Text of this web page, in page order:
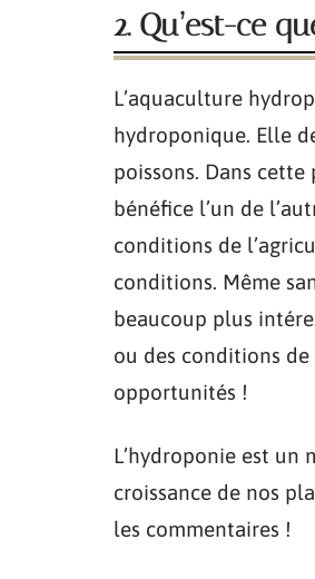
2. Qu’est-ce
L’aquaculture
hydroponique. Elle
poissons. Dans cette
bénéfice l’un de
conditions de
conditions. Même
beaucoup plus
ou des conditions
opportunités !
L’hydroponie est un
croissance de nos
les commentaires !